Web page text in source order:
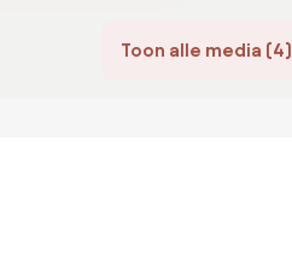
Toon alle media (4)